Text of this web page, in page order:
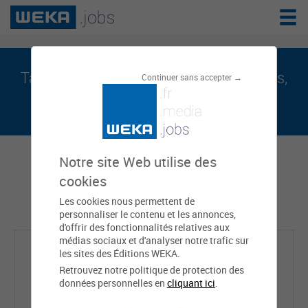
Continuer sans accepter →
Notre site Web utilise des
cookies
Les cookies nous permettent de
personnaliser le contenu et les annonces,
d'offrir des fonctionnalités relatives aux
médias sociaux et d'analyser notre trafic sur
les sites des Éditions WEKA.
Retrouvez notre politique de protection des
données personnelles en cliquant ici.
Tassadit MOUSSOUNI est sur weka.jobs,
le réseau de l'emploi public